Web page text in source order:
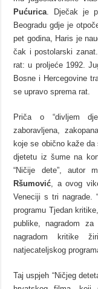
Pućurica. Dječak je
Beogradu gdje je
pet godina, Haris je
čak i postolarski
rat: u proljeće 1992.
Bosne i Hercegovine
se upravo sprema rat.
Priča o “divljem
zaboravljena,
koje se obično kaže da
djetetu iz šume na
“Ničije dete”, autor
Ršumović, a ovog
Veneciji s tri nagrade.
programu Tjedan
publike, nagradom
nagradom kritike
natjecateljskog
Taj uspjeh “Ničjeg